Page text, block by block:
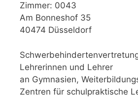
Zimmer: 0043
Am Bonneshof 35
40474 Düsseldorf
Lehrerinnen und Lehrer
an Gymnasien,
Zentren für schulpraktische